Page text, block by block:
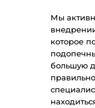
Мы
которое
большую